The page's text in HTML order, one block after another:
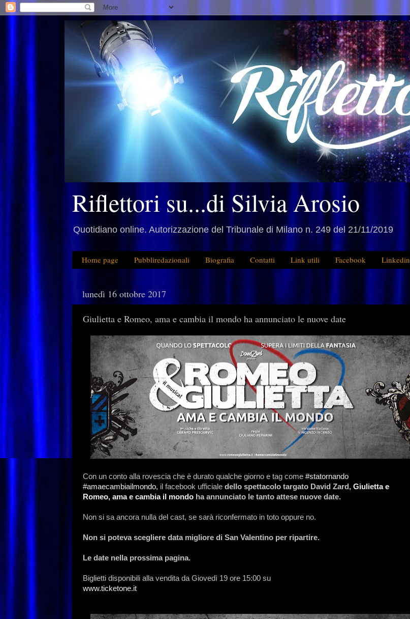
Riflettori su...di Silvia Arosio
Quotidiano online. Autorizzazione del Tribunale di Milano n. 249 del 21/11/2019
Home page Pubbliredazionali Biografia Contatti Link utili Facebook Linkedin
lunedì 16 ottobre 2017
Giulietta e Romeo, ama e cambia il mondo ha annunciato le nuove date
Con un conto alla rovescia che è durato qualche giorno e tag come #statornando
#amaecambiailmondo, il facebook ufficiale dello spettacolo targato David Zard, Giulietta e
Romeo, ama e cambia il mondo ha annunciato le tanto attese nuove date.
Non si sa ancora nulla del cast, se sarà riconfermato in toto oppure no.
Non si poteva scegliere data migliore di San Valentino per ripartire.
Le date nella prossima pagina.
Biglietti disponibili alla vendita da Giovedì 19 ore 15:00 su
www.ticketone.it